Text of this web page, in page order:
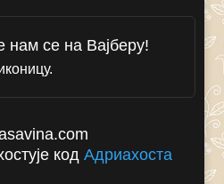
нам се на Вајберу!
кодАдриахоста